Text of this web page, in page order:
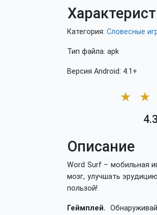
Категория: Словесные
Тип файла: apk
Версия Android: 4.1+
★ ★
4.3
Описание
Word Surf – мобильная
мозг, улучшать
пользой!
Геймплей.